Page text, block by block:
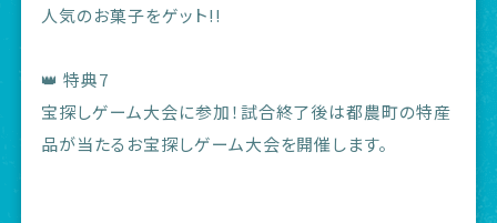
人気のお菓子をゲット!!
👑 特典7
宝探しゲーム大会に参加！試合終了後は都農町の特産
品が当たるお宝探しゲーム大会を開催します。